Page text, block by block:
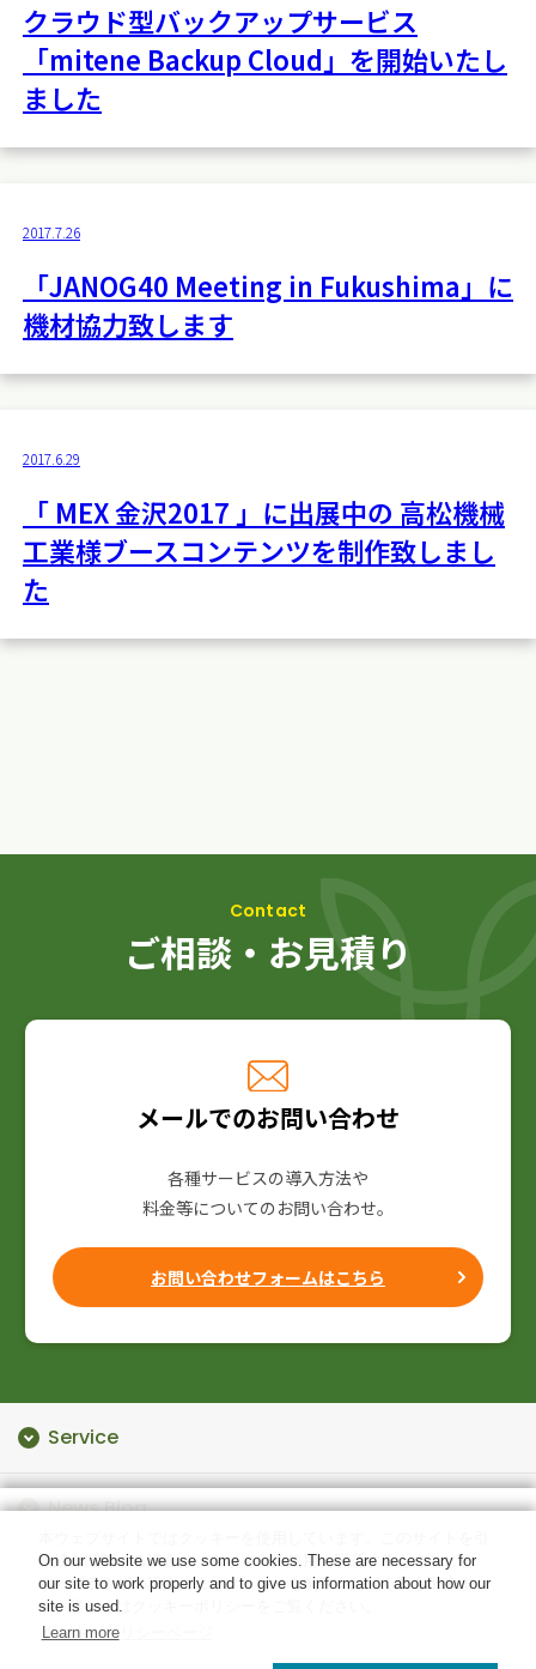
き続き閲覧する場合は、クッキーの使用に同意するものとしま
す。ブラウザの設定によりクッキーを削除いただく事も出来ま
す。詳しくはクッキーポリシーをご覧ください。
クッキーポリシーページ
クラウド型バックアップサービス
「mitene Backup Cloud」を開始いたし
ました
2017.7.26
「JANOG40 Meeting in Fukushima」に
機材協力致します
2017.6.29
「 MEX 金沢2017 」に出展中の 高松機械
工業様ブースコンテンツを制作致しまし
た
ご相談・お見積り
メールでのお問い合わせ
各種サービスの導入方法や
料金等についてのお問い合わせ。
お問い合わせフォームはこちら
Service
クラウド
セキュリティ
ネットワーク
News Blog
ニュース
導入事例
Company
企業情報
On our website we use some cookies. These are necessary for
our site to work properly and to give us information about how our
site is used.
Learn more